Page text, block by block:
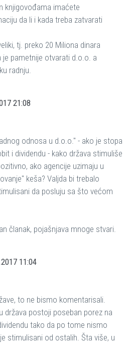
knjigovođama imaćete
da li i kada treba zatvarati
tj. preko 20 Miliona dinara
je pametnije otvarati d.o.o. a
radnju.
21:08
odnosa u d.o.o." - ako je stopa
i dividendu - kako država stimuliše
ako agencije uzimaju u
keša? Valjda bi trebalo
da posluju sa što većom
članak, pojašnjava mnoge stvari.
11:04
to ne bismo komentarisali.
država postoji poseban porez na
tako da po tome nismo
stimulisani od ostalih. Šta više, u